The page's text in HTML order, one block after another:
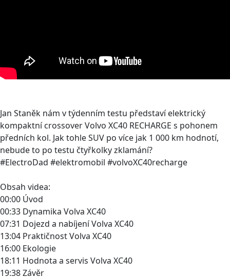
Jan Staněk nám v týdenním testu představí elektrický
kompaktní crossover Volvo XC40 RECHARGE s pohonem
předních kol. Jak tohle SUV po více jak 1 000 km hodnotí,
nebude to po testu čtyřkolky zklamání?
#ElectroDad #elektromobil #volvoXC40recharge
Obsah videa:
00:00 Úvod
00:33 Dynamika Volva XC40
07:31 Dojezd a nabíjení Volva XC40
13:04 Praktičnost Volva XC40
16:00 Ekologie
18:11 Hodnota a servis Volva XC40
19:38 Závěr